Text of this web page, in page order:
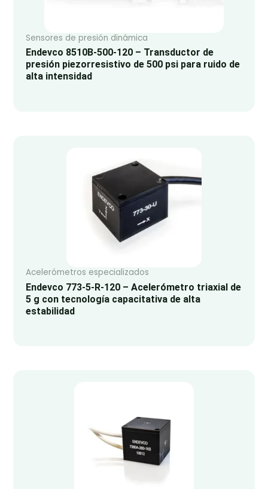
Sensores de presión dinámica
Endevco 8510B-500-120 – Transductor de
presión piezorresistivo de 500 psi para ruido de
alta intensidad
Acelerómetros especializados
Endevco 773-5-R-120 – Acelerómetro triaxial de
5 g con tecnología capacitativa de alta
estabilidad